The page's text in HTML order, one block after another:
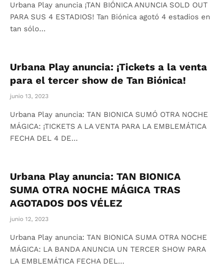
Urbana Play anuncia ¡TAN BIÓNICA ANUNCIA SOLD OUT
PARA SUS 4 ESTADIOS! Tan Biónica agotó 4 estadios en
tan sólo…
Urbana Play anuncia: ¡Tickets a la venta
para el tercer show de Tan Biónica!
junio 13, 2023
Urbana Play anuncia: TAN BIONICA SUMÓ OTRA NOCHE
MÁGICA: ¡TICKETS A LA VENTA PARA LA EMBLEMÁTICA
FECHA DEL 4 DE…
Urbana Play anuncia: TAN BIONICA
SUMA OTRA NOCHE MÁGICA TRAS
AGOTADOS DOS VÉLEZ
junio 12, 2023
Urbana Play anuncia: TAN BIONICA SUMA OTRA NOCHE
MÁGICA: LA BANDA ANUNCIA UN TERCER SHOW PARA
LA EMBLEMÁTICA FECHA DEL…